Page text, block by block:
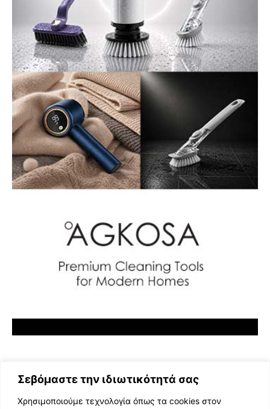
Σεβόμαστε την ιδιωτικότητά σας
Χρησιμοποιούμε τεχνολογία όπως τα cookies στον